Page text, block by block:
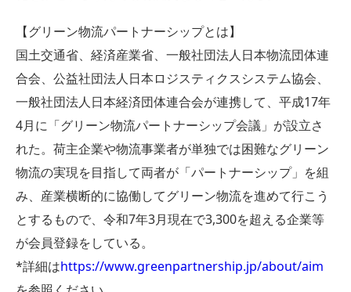
【グリーン物流パートナーシップとは】
国土交通省、経済産業省、一般社団法人日本物流団体連
合会、公益社団法人日本ロジスティクスシステム協会、
一般社団法人日本経済団体連合会が連携して、平成17年
4月に「グリーン物流パートナーシップ会議」が設立さ
れた。荷主企業や物流事業者が単独では困難なグリーン
物流の実現を目指して両者が「パートナーシップ」を組
み、産業横断的に協働してグリーン物流を進めて行こう
とするもので、令和7年3月現在で3,300を超える企業等
が会員登録をしている。
*詳細はhttps://www.greenpartnership.jp/about/aim